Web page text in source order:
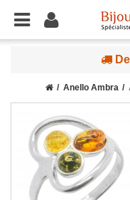
Anello Ambra